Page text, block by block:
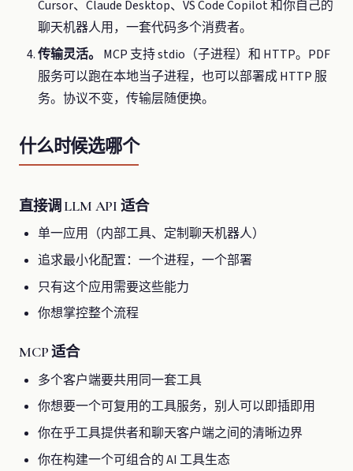
Cursor、Claude Desktop、VS Code Copilot 和你自己的
聊天机器人用，一套代码多个消费者。
传输灵活。 MCP 支持 stdio（子进程）和 HTTP。PDF
服务可以跑在本地当子进程，也可以部署成 HTTP 服
务。协议不变，传输层随便换。
什么时候选哪个
直接调 LLM API 适合
单一应用（内部工具、定制聊天机器人）
追求最小化配置：一个进程，一个部署
只有这个应用需要这些能力
你想掌控整个流程
MCP 适合
多个客户端要共用同一套工具
你想要一个可复用的工具服务，别人可以即插即用
你在乎工具提供者和聊天客户端之间的清晰边界
你在构建一个可组合的 AI 工具生态